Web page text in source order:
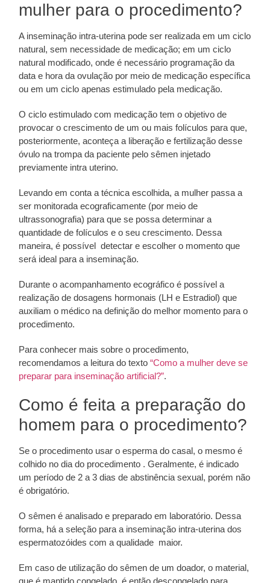
mulher para o procedimento?
A inseminação intra-uterina pode ser realizada em um ciclo
natural, sem necessidade de medicação; em um ciclo
natural modificado, onde é necessário programação da
data e hora da ovulação por meio de medicação específica
ou em um ciclo apenas estimulado pela medicação.
O ciclo estimulado com medicação tem o objetivo de
provocar o crescimento de um ou mais folículos para que,
posteriormente, aconteça a liberação e fertilização desse
óvulo na trompa da paciente pelo sêmen injetado
previamente intra uterino.
Levando em conta a técnica escolhida, a mulher passa a
ser monitorada ecograficamente (por meio de
ultrassonografia) para que se possa determinar a
quantidade de folículos e o seu crescimento. Dessa
maneira, é possível detectar e escolher o momento que
será ideal para a inseminação.
Durante o acompanhamento ecográfico é possível a
realização de dosagens hormonais (LH e Estradiol) que
auxiliam o médico na definição do melhor momento para o
procedimento.
Para conhecer mais sobre o procedimento,
recomendamos a leitura do texto “Como a mulher deve se
preparar para inseminação artificial?”.
Como é feita a preparação do
homem para o procedimento?
Se o procedimento usar o esperma do casal, o mesmo é
colhido no dia do procedimento . Geralmente, é indicado
um período de 2 a 3 dias de abstinência sexual, porém não
é obrigatório.
O sêmen é analisado e preparado em laboratório. Dessa
forma, há a seleção para a inseminação intra-uterina dos
espermatozóides com a qualidade maior.
Em caso de utilização do sêmen de um doador, o material,
que é mantido congelado, é então descongelado para